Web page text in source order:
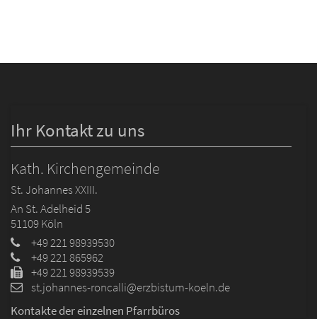
Ihr Kontakt zu uns
Kath. Kirchengemeinde
St. Johannes XXIII.
An St. Adelheid 5
51109Köln
+49 221 98939530
+49 221 865962
+49 221 98939539
st.johannes-roncalli@erzbistum-koeln.de
Kontakte der einzelnen Pfarrbüros